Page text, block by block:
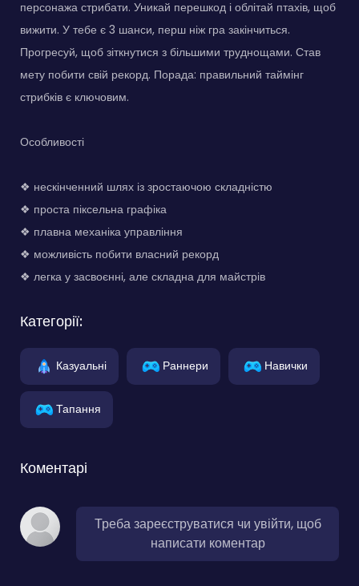
персонажа стрибати. Уникай перешкод і облітай птахів, щоб
вижити. У тебе є 3 шанси, перш ніж гра закінчиться.
Прогресуй, щоб зіткнутися з більшими труднощами. Став
мету побити свій рекорд. Порада: правильний таймінг
стрибків є ключовим.
Особливості
❖ нескінченний шлях із зростаючою складністю
❖ проста піксельна графіка
❖ плавна механіка управління
❖ можливість побити власний рекорд
❖ легка у засвоєнні, але складна для майстрів
Категорії:
Казуальні Раннери Навички
Тапання
Коментарі
Треба зареєструватися чи увійти, щоб
написати коментар